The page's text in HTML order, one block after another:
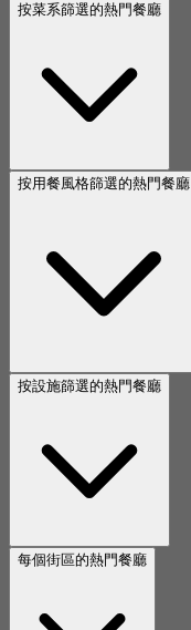
按菜系篩選的熱門餐廳
按用餐風格篩選的熱門餐廳
按設施篩選的熱門餐廳
每個街區的熱門餐廳